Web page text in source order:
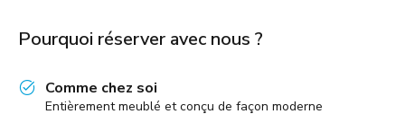
Pourquoi réserver avec nous ?
Comme chez soi
Entièrement meublé et conçu de façon moderne